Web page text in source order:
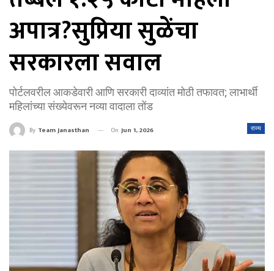
अपात्र?सुप्रिया सुळेंचा
सरकारला सवाल
पोर्टलवरील आकडेवारी आणि सरकारी दाव्यांत मोठी तफावत; लाभार्थी
महिलांच्या संख्येवरून नव्या वादाला तोंड
राज्य
By Team Janasthan On Jun 1, 2026